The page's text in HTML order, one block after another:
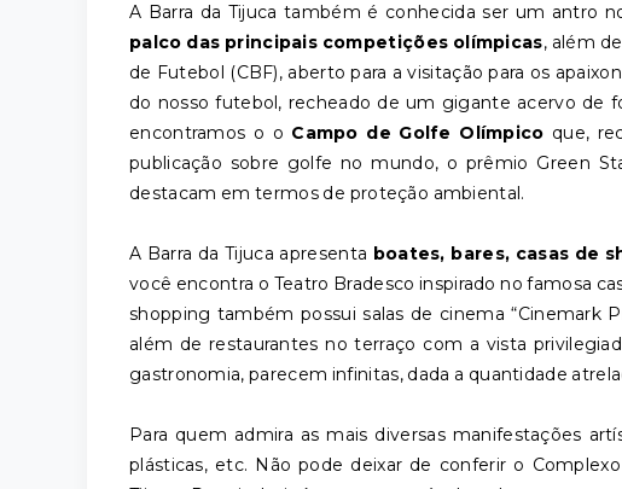
A Barra da Tijuca também é conhecida ser um antro
palco das principais competições olímpicas, além
de Futebol (CBF), aberto para a visitação para os
do nosso futebol, recheado de um gigante acervo de
encontramos o o Campo de Golfe Olímpico que,
publicação sobre golfe no mundo, o prêmio Green
destacam em termos de proteção ambiental.
A Barra da Tijuca apresenta boates, bares, casas de
você encontra o Teatro Bradesco inspirado no famosa
shopping também possui salas de cinema “Cinemark
além de restaurantes no terraço com a vista
gastronomia, parecem infinitas, dada a quantidade
Para quem admira as mais diversas manifestações
plásticas, etc. Não pode deixar de conferir o Complexo